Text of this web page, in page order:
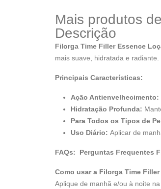
Mais produtos
Descrição
Filorga Time Filler Essence
mais suave, hidratada e radiante.
Principais Características:
Ação Antienvelhecimento:
Hidratação Profunda:
Para Todos os Tipos de
Uso Diário: Aplicar de
FAQs: Perguntas Frequentes
Como usar a Filorga Time
Aplique de manhã e/ou à noite